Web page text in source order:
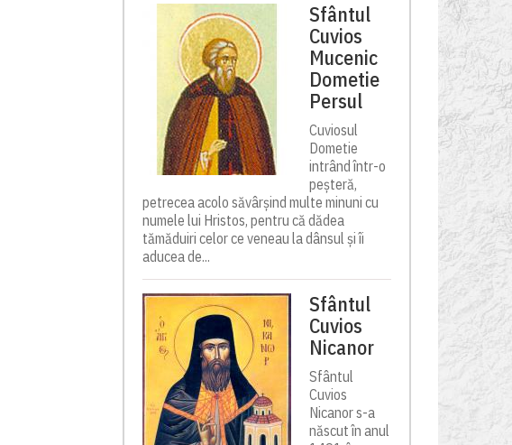
Sfântul
Cuvios
Mucenic
Dometie
Persul
Cuviosul
Dometie
intrând într-o
peșteră,
petrecea acolo săvârșind multe minuni cu
numele lui Hristos, pentru că dădea
tămăduiri celor ce veneau la dânsul și îi
aducea de...
Sfântul
Cuvios
Nicanor
Sfântul
Cuvios
Nicanor s-a
născut în anul